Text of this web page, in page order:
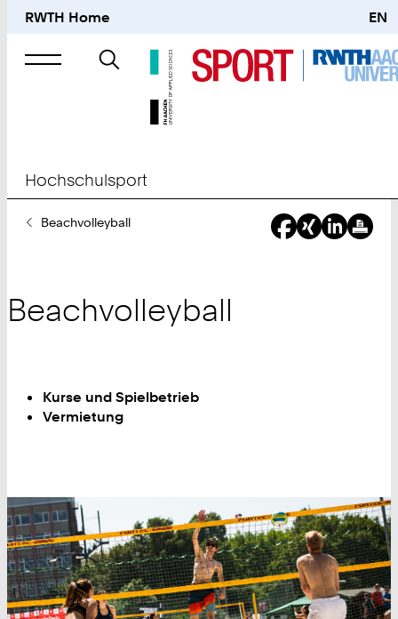
RWTH Home EN
Suche
nach
Hochschulsport
SieBeachvolleyball
Beachvolleyball
Kurse und Spielbetrieb
Vermietung